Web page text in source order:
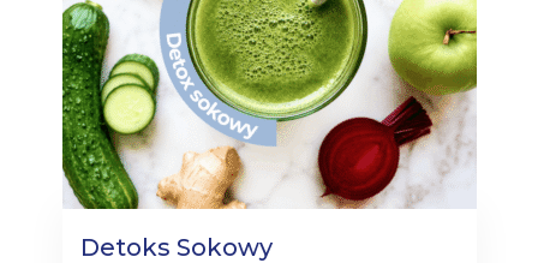
Detoks Sokowy